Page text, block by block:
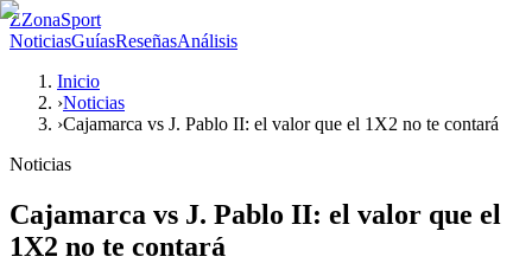
ZZonaSport
NoticiasGuíasReseñasAnálisis
Inicio
›Noticias
›Cajamarca vs J. Pablo II: el valor que el 1X2 no te contará
Noticias
Cajamarca vs J. Pablo II: el valor que el
1X2 no te contará